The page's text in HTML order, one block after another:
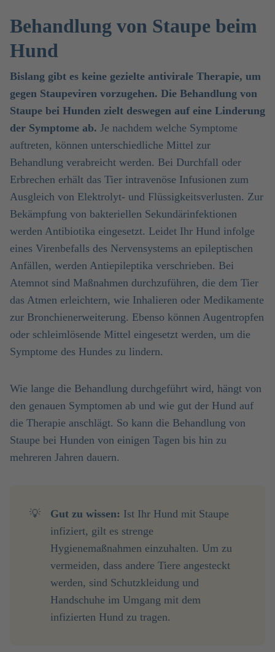
Behandlung von Staupe beim
Hund
Bislang gibt es keine gezielte antivirale Therapie, um
gegen Staupeviren vorzugehen. Die Behandlung von
Staupe bei Hunden zielt deswegen auf eine Linderung
der Symptome ab. Je nachdem welche Symptome
auftreten, können unterschiedliche Mittel zur
Behandlung verabreicht werden. Bei Durchfall oder
Erbrechen erhält das Tier intravenöse Infusionen zum
Ausgleich von Elektrolyt- und Flüssigkeitsverlusten. Zur
Bekämpfung von bakteriellen Sekundärinfektionen
werden Antibiotika eingesetzt. Leidet Ihr Hund infolge
eines Virenbefalls des Nervensystems an epileptischen
Anfällen, werden Antiepileptika verschrieben. Bei
Atemnot sind Maßnahmen durchzuführen, die dem Tier
das Atmen erleichtern, wie Inhalieren oder Medikamente
zur Bronchienerweiterung. Ebenso können Augentropfen
oder schleimlösende Mittel eingesetzt werden, um die
Symptome des Hundes zu lindern.
Wie lange die Behandlung durchgeführt wird, hängt von
den genauen Symptomen ab und wie gut der Hund auf
die Therapie anschlägt. So kann die Behandlung von
Staupe bei Hunden von einigen Tagen bis hin zu
mehreren Jahren dauern.
💡 Gut zu wissen: Ist Ihr Hund mit Staupe
infiziert, gilt es strenge
Hygienemaßnahmen einzuhalten. Um zu
vermeiden, dass andere Tiere angesteckt
werden, sind Schutzkleidung und
Handschuhe im Umgang mit dem
infizierten Hund zu tragen.